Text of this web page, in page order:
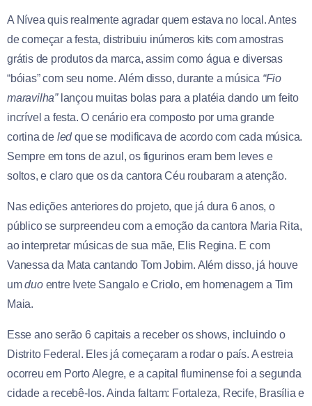
A Nívea quis realmente agradar quem estava no local. Antes
de começar a festa, distribuiu inúmeros kits com amostras
grátis de produtos da marca, assim como água e diversas
“bóias” com seu nome. Além disso, durante a música “Fio
maravilha”lançou muitas bolas para a platéia dando um feito
incrível a festa. O cenário era composto por uma grande
cortina de ledque se modificava de acordo com cada música.
Sempre em tons de azul, os figurinos eram bem leves e
soltos, e claro que os da cantora Céu roubaram a atenção.
Nas edições anteriores do projeto, que já dura 6 anos, o
público se surpreendeu com a emoção da cantora Maria Rita,
ao interpretar músicas de sua mãe, Elis Regina. E com
Vanessa da Mata cantando Tom Jobim. Além disso, já houve
umduoentre Ivete Sangalo e Criolo, em homenagem a Tim
Maia.
Esse ano serão 6 capitais a receber os shows, incluindo o
Distrito Federal. Eles já começaram a rodar o país. A estreia
ocorreu em Porto Alegre, e a capital fluminense foi a segunda
cidade a recebê-los. Ainda faltam: Fortaleza, Recife, Brasília e